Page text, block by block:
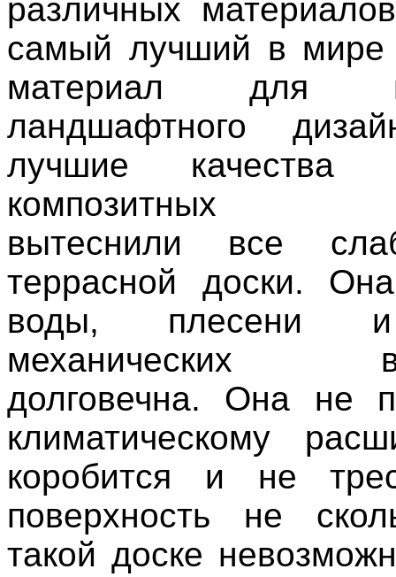
различных
самый лучший в мире
материал для
ландшафтного
лучшие
композитных
вытеснили все
террасной доски.
воды, плесени и
механических
долговечна. Она не
климатическому
коробится и не
поверхность не
такой доске